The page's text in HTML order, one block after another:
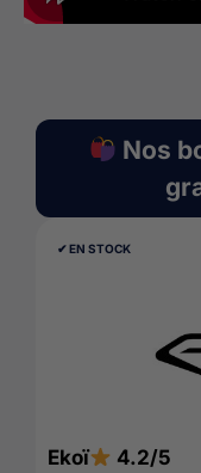
Nos
✔︎ EN STOCK
Ekoï 4.2/5